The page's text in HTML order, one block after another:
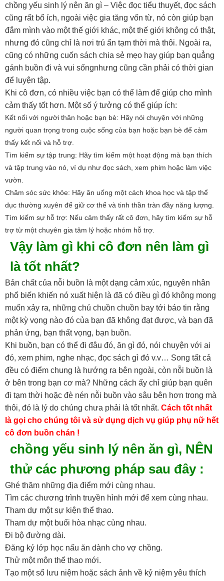
chồng yếu sinh lý nên ăn gì – Việc đọc tiểu thuyết, đọc sách
cũng rất bổ ích, ngoài việc gia tăng vốn từ, nó còn giúp bạn
đắm mình vào một thế giới khác, một thế giới không có thật,
nhưng đó cũng chỉ là nơi trú ẩn tạm thời mà thôi. Ngoài ra,
cũng có những cuốn sách chia sẻ mẹo hay giúp bạn quẳng
gánh buồn đi và vui sốngnhưng cũng cần phải có thời gian
để luyện tập.
Khi cô đơn, có nhiều việc bạn có thể làm để giúp cho mình
cảm thấy tốt hơn. Một số ý tưởng có thể giúp ích:
Kết nối với người thân hoặc bạn bè: Hãy nói chuyện với những
người quan trọng trong cuộc sống của bạn hoặc bạn bè để cảm
thấy kết nối và hỗ trợ.
Tìm kiếm sự tập trung: Hãy tìm kiếm một hoạt động mà bạn thích
và tập trung vào nó, ví dụ như đọc sách, xem phim hoặc làm việc
vườn.
Chăm sóc sức khỏe: Hãy ăn uống một cách khoa học và tập thể
dục thường xuyên để giữ cơ thể và tinh thần tràn đầy năng lượng.
Tìm kiếm sự hỗ trợ: Nếu cảm thấy rất cô đơn, hãy tìm kiếm sự hỗ
trợ từ một chuyên gia tâm lý hoặc nhóm hỗ trợ.
Vậy làm gì khi cô đơn nên làm gì
là tốt nhất?
Bản chất của nỗi buồn là một dạng cảm xúc, nguyên nhân
phổ biến khiến nó xuất hiện là đã có điều gì đó không mong
muốn xảy ra, những chú chuồn chuồn bay tới báo tin rằng
một kỳ vọng nào đó của bạn đã không đạt được, và bạn đã
phản ứng, bạn thất vọng, bạn buồn.
Khi buồn, bạn có thể đi đâu đó, ăn gì đó, nói chuyện với ai
đó, xem phim, nghe nhạc, đọc sách gì đó v.v… Song tất cả
đều có điểm chung là hướng ra bên ngoài, còn nỗi buồn là
ở bên trong bạn cơ mà? Những cách ấy chỉ giúp bạn quên
đi tạm thời hoặc đè nén nỗi buồn vào sâu bên hơn trong mà
thôi, đó là lý do chúng chưa phải là tốt nhất. Cách tốt nhất
là gọi cho chúng tôi và sử dụng dịch vụ giúp phụ nữ hết
cô đơn buồn chán !
chồng yếu sinh lý nên ăn gì, NÊN
thử các phương pháp sau đây :
Ghé thăm những địa điểm mới cùng nhau.
Tìm các chương trình truyền hình mới để xem cùng nhau.
Tham dự một sự kiện thể thao.
Tham dự một buổi hòa nhạc cùng nhau.
Đi bộ đường dài.
Đăng ký lớp học nấu ăn dành cho vợ chồng.
Thử một môn thể thao mới.
Tạo một sổ lưu niệm hoặc sách ảnh về kỷ niệm yêu thích